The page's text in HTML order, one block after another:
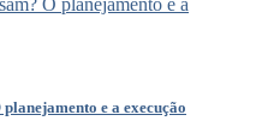
e a execução